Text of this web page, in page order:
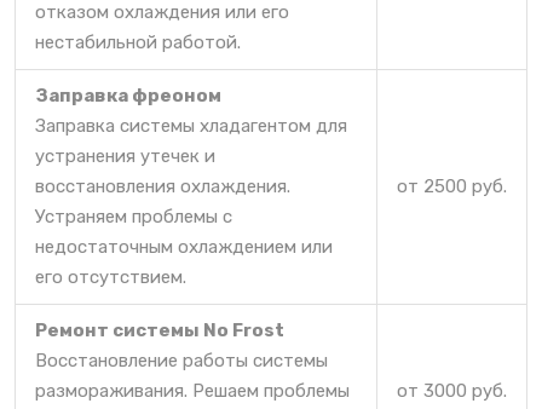
отказом охлаждения или его
нестабильной работой.
Заправка фреоном
Заправка системы хладагентом для
устранения утечек и
восстановления охлаждения.
Устраняем проблемы с
недостаточным охлаждением или
его отсутствием.
от 2500 руб.
Ремонт системы No Frost
Восстановление работы системы
размораживания. Решаем проблемы
от 3000 руб.